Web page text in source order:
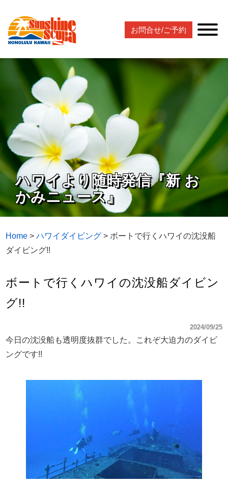
お問合せ/ご予約
ハワイより随時発信『新 お
かみニュース』
Home >ハワイダイビング > ボートで行くハワイの沈没船
ダイビング!!
ボートで行くハワイの沈没船ダイビン
グ!!
2024/09/25
今日の沈没船も透明度抜群でした。これぞ大迫力のダイビ
ングです!!